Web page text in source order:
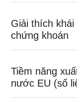
Giải thích
chứng khoán
Tiềm năng
nước EU (số